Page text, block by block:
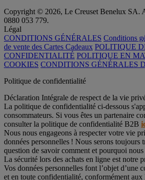
Copyright © 2026, Le Creuset Benelux SA.
0880 053 779.
Légal
CONDITIONS GÉNÉRALES Conditions
de vente des Cartes Cadeaux POLITIQUE
CONFIDENTIALITÉ POLITIQUE EN
COOKIES CONDITIONS GÉNÉRALES
Politique de confidentialité
Déclaration Intégrale de respect de la vie
La politique de confidentialité ci-dessous
consommateurs. Si vous êtes un partenaire
consulter la politique de confidentialité B2B
Nous nous engageons à respecter votre vie
données personnelles ! Nous serons toujours
question de savoir comment et pourquoi
La sécurité lors des achats en ligne est notre
Vos données personnelles font l’objet d’une
et en toute confidentialité, conformément aux